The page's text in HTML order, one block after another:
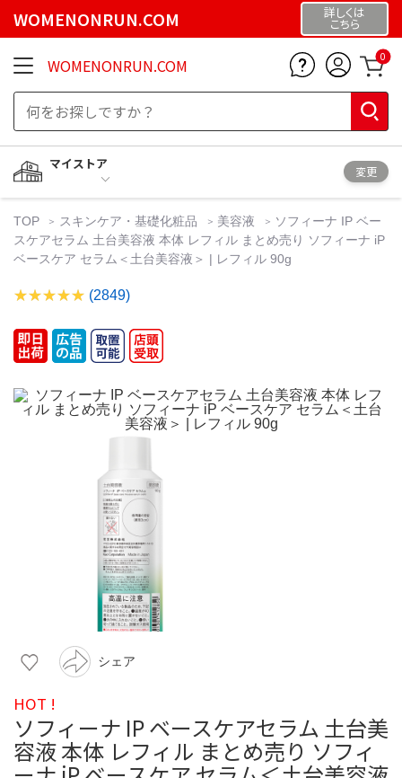
WOMENONRUN.COM 詳しくは
こちら
WOMENONRUN.COM 0
マイストア
変更
TOP スキンケア・基礎化粧品 美容液
ソフィーナ IP ベー
スケアセラム 土台美容液 本体 レフィル まとめ売り ソフィーナ iP
ベースケア セラム＜土台美容液＞ | レフィル 90g
(2849)
シェア
HOT !
ソフィーナ IP ベースケアセラム 土台美
容液 本体 レフィル まとめ売り ソフィ